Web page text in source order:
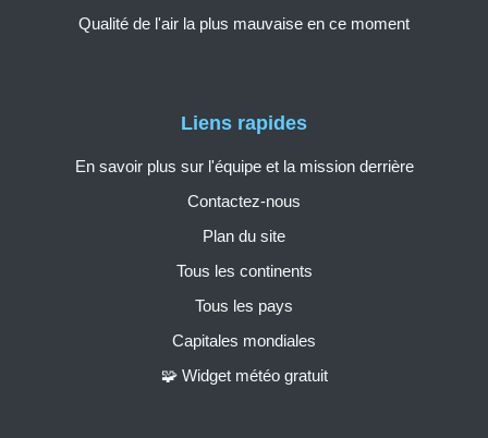
Liens rapides
En savoir plus sur l'équipe et la mission derrière
Contactez-nous
Plan du site
Tous les continents
Tous les pays
Capitales mondiales
🧩 Widget météo gratuit
Qualité de l'air la plus mauvaise en ce moment